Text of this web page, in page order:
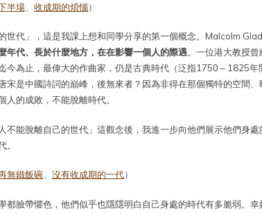
半場 收成期的煩惱）
世代」，這是我課上想和同學分享的第一個概念。Malcolm
年代、長於什麼地方，在在影響一個人的際遇。一位港大教授
今為止，最偉大的作曲家，仍是古典時代（泛指1750 – 1825年
宋是中國詩詞的巔峰，後無來者？因為非得在那個獨特的空間
人的成敗，不能脫離時代。
不能脫離自己的世代」這觀念後，我進一步向他們展示他們身
。
無鐵飯碗 沒有收成期的一代）
都臉帶懼色，他們似乎也隱隱明白自己身處的時代有多脆弱。